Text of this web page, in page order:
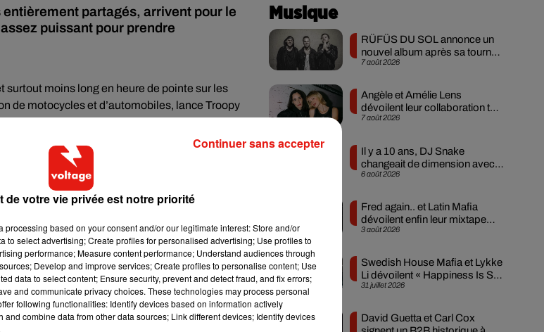
partagés, arrivent pour le
puissant pour prendre
moins long en heure de pointe sur les
de motocycles et d’automobiles, lance Troopy
arrivent très bientôt à proximité de chez
avec un système sans clef en Ile-de-
Pour l’utiliser, il suffit d’être âgé de
avec d’autres services similaires comme
ensuite sur un emplacement destiné aux
Musique
7 août 2026
RÜFÜS DU SOL annonce un
nouvel album après sa tournée
mondiale
7 août 2026
Angèle et Amélie Lens
dévoilent leur collaboration tant
attendue
6 août 2026
Il y a 10 ans, DJ Snake
changeait de dimension avec
son premier...
3 août 2026
Fred again.. et Latin Mafia
dévoilent enfin leur mixtape
créée en...
31 juillet 2026
Swedish House Mafia et Lykke
Li dévoilent « Happiness Is So
Sad »
David Guetta et Carl Cox
de votre vie privée est notre priorité
processing based on your consent and/or our legitimate interest: Store and/or
to select advertising; Create profiles for personalised advertising; Use profiles to
performance; Measure content performance; Understand audiences through
Develop and improve services; Create profiles to personalise content; Use
data to select content; Ensure security, prevent and detect fraud, and fix errors;
and communicate privacy choices. These technologies may process personal
following functionalities: Identify devices based on information actively
combine data from other data sources; Link different devices; Identify devices
Continuer sans accepter